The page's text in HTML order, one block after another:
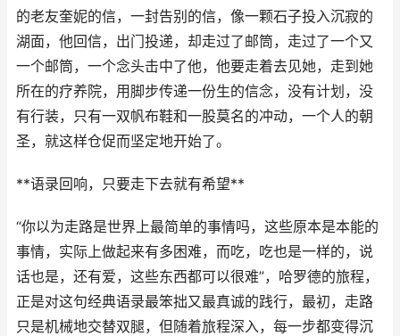
的老友奎妮的信，一封告别的信，像一颗石子投入沉寂的
湖面，他回信，出门投递，却走过了邮筒，走过了一个又
一个邮筒，一个念头击中了他，他要走着去见她，走到她
所在的疗养院，用脚步传递一份生的信念，没有计划，没
有行装，只有一双帆布鞋和一股莫名的冲动，一个人的朝
圣，就这样仓促而坚定地开始了。
**语录回响，只要走下去就有希望**
“你以为走路是世界上最简单的事情吗，这些原本是本能的
事情，实际上做起来有多困难，而吃，吃也是一样的，说
话也是，还有爱，这些东西都可以很难”，哈罗德的旅程，
正是对这句经典语录最笨拙又最真诚的践行，最初，走路
只是机械地交替双腿，但随着旅程深入，每一步都变得沉